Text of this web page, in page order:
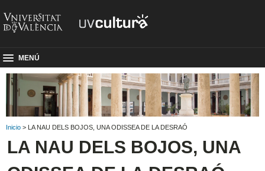
MENÚ
Inicio > LA NAU DELS BOJOS, UNA ODISSEA DE LA DESRAÓ
LA NAU DELS BOJOS, UNA